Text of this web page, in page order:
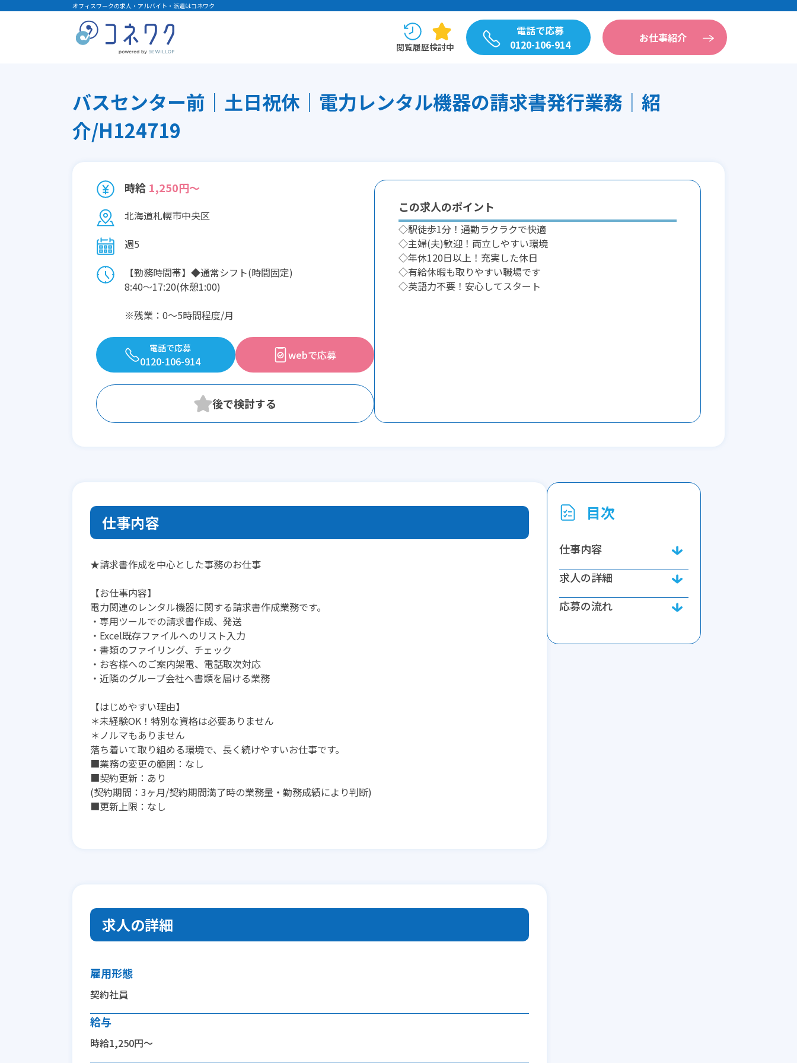
オフィスワークの求人・アルバイト・派遣はコネワク
閲覧履歴検討中
電話で応募
0120-106-914
お仕事紹介
バスセンター前｜土日祝休｜電力レンタル機器の請求書発行業務｜紹
介/H124719
時給 1,250円～
北海道札幌市中央区
週5
【勤務時間帯】◆通常シフト(時間固定)
8:40〜17:20(休憩1:00)
※残業：0〜5時間程度/月
電話で応募
0120-106-914 webで応募
この求人のポイント
◇駅徒歩1分！通勤ラクラクで快適
◇主婦(夫)歓迎！両立しやすい環境
◇年休120日以上！充実した休日
◇有給休暇も取りやすい職場です
◇英語力不要！安心してスタート
仕事内容
★請求書作成を中心とした事務のお仕事
【お仕事内容】
電力関連のレンタル機器に関する請求書作成業務です。
・専用ツールでの請求書作成、発送
・Excel既存ファイルへのリスト入力
・書類のファイリング、チェック
・お客様へのご案内架電、電話取次対応
・近隣のグループ会社へ書類を届ける業務
【はじめやすい理由】
＊未経験OK！特別な資格は必要ありません
＊ノルマもありません
落ち着いて取り組める環境で、長く続けやすいお仕事です。
■業務の変更の範囲：なし
■契約更新：あり
(契約期間：3ヶ月/契約期間満了時の業務量・勤務成績により判断)
■更新上限：なし
求人の詳細
雇用形態
契約社員
給与
時給1,250円～
目次
仕事内容
求人の詳細
応募の流れ